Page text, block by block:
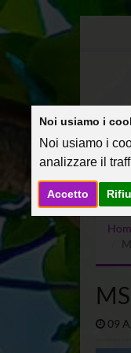
Noi usiamo i
Noi usiamo i
analizzare il
Accetto
09